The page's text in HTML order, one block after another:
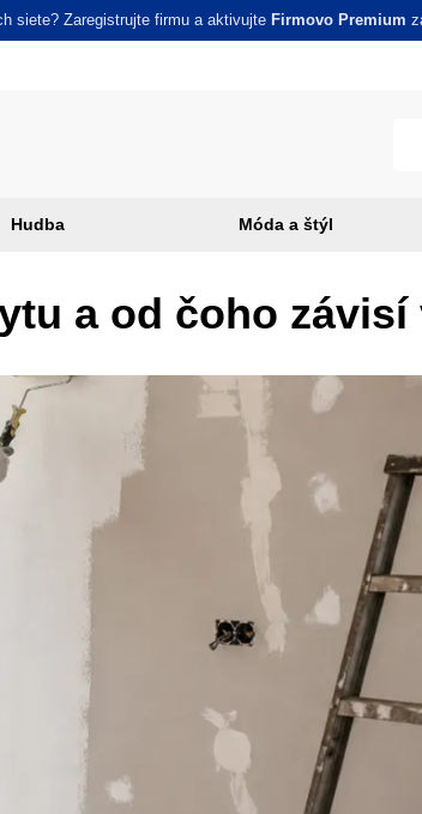
siete? Zaregistrujte firmu a aktivujte Firmovo Premium
Hudba Móda a štýl
a od čoho závisí